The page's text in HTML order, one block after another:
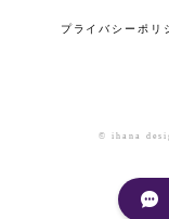
プライバシーポリ
© ihana